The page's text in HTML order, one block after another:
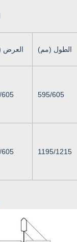
العرض الطول (مم)
605 595/605
605 1195/1215